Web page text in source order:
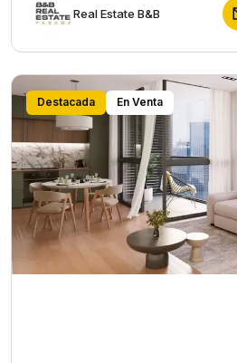
Rеаl Еstаtе В&В
Destacada En Venta